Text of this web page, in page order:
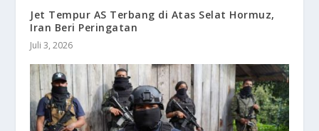
Jet Tempur AS Terbang di Atas Selat Hormuz,
Iran Beri Peringatan
Juli 3, 2026